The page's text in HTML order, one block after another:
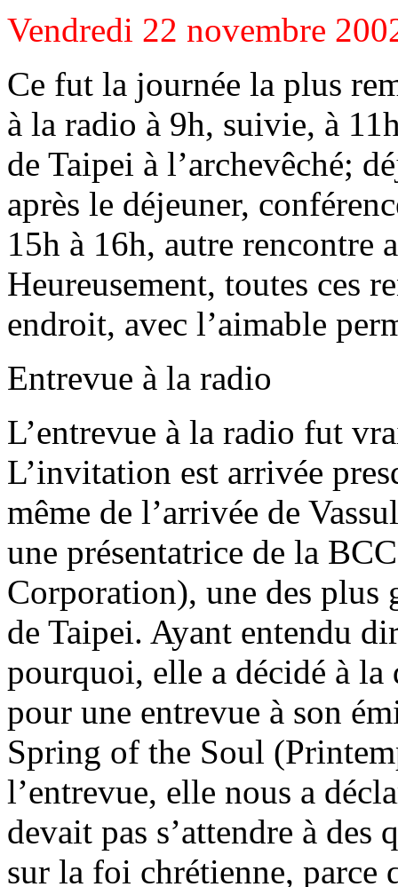
Vendredi 22 novembre
Ce fut la journée la plus
à la radio à 9h, suivie, à
de Taipei à l’archevêché;
après le déjeuner,
15h à 16h, autre rencontre
Heureusement, toutes ces
endroit, avec l’aimable
Entrevue à la radio
L’entrevue à la radio fut
L’invitation est arrivée
même de l’arrivée de
une présentatrice de la
Corporation), une des plus
de Taipei. Ayant entendu
pourquoi, elle a décidé à la
pour une entrevue à son
Spring of the Soul
l’entrevue, elle nous a
devait pas s’attendre à
sur la foi chrétienne, parce